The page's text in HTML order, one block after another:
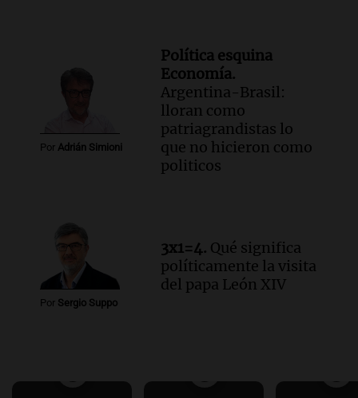
Por Adrián Simioni
Política esquina
Economía.
Argentina-Brasil:
lloran como
patriagrandistas lo
que no hicieron como
politicos
Por Sergio Suppo
3x1=4. Qué significa
políticamente la visita
del papa León XIV